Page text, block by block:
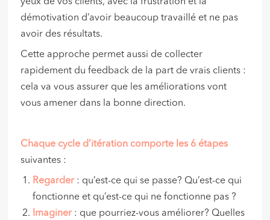
démotivation d’avoir beaucoup travaillé et ne pas
avoir des résultats.
Cette approche permet aussi de collecter
rapidement du feedback de la part de vrais clients :
cela va vous assurer que les améliorations vont
vous amener dans la bonne direction.
Chaque cycle d’itération comporte les 6 étapes
suivantes :
Regarder : qu’est-ce qui se passe? Qu’est-ce qui
fonctionne et qu’est-ce qui ne fonctionne pas ?
Imaginer : que pourriez-vous améliorer? Quelles